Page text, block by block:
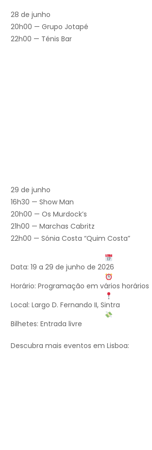
28 de junho
20h00 — Grupo Jotapé
22h00 — Ténis Bar
29 de junho
16h30 — Show Man
20h00 — Os Murdock’s
21h00 — Marchas Cabritz
22h00 — Sónia Costa “Quim Costa”
Data: 19 a 29 de junho de 2026
Horário: Programação em vários horários
Local: Largo D. Fernando II, Sintra
Bilhetes: Entrada livre
Descubra mais eventos em Lisboa: